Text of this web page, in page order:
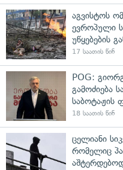
აგვისტოს
ევროპული
უწყებების
17 საათის წინ
POG:
გამოძიება
საბოტაჟის
18 საათის წინ
ცელიანი
რომელიც